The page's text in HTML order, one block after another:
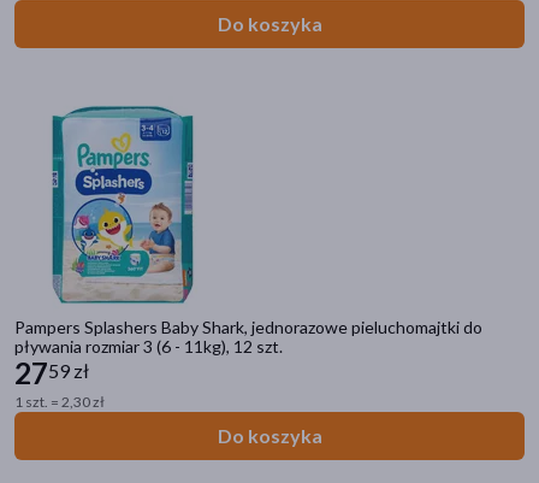
Do koszyka
Pampers Splashers Baby Shark, jednorazowe pieluchomajtki do
pływania rozmiar 3 (6 - 11kg), 12 szt.
2759 zł
1 szt. = 2,30 zł
Do koszyka